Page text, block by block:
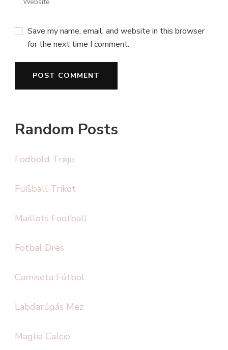
Save my name, email, and website in this browser
for the next time I comment.
Random Posts
Fodbold Trøje
Fußball Trikot
Maillots Football
Fotbal Dres
Camiseta Fútbol
Labdarúgás Mez
Maglia Calcio